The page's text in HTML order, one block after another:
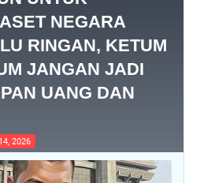
NEGARA
RINGAN, KETUM
JANGAN JADI
UANG DAN
2026